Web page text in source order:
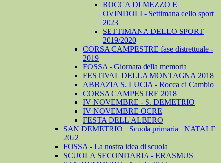
ROCCA DI MEZZO E
OVINDOLI - Settimana dello sport
2023
SETTIMANA DELLO SPORT
2019/2020
CORSA CAMPESTRE fase distrettuale -
2019
FOSSA - Giornata della memoria
FESTIVAL DELLA MONTAGNA 2018
ABBAZIA S. LUCIA - Rocca di Cambio
CORSA CAMPESTRE 2018
IV NOVEMBRE - S. DEMETRIO
IV NOVEMBRE OCRE
FESTA DELL'ALBERO
SAN DEMETRIO - Scuola primaria - NATALE
2022
FOSSA - La nostra idea di scuola
SCUOLA SECONDARIA - ERASMUS